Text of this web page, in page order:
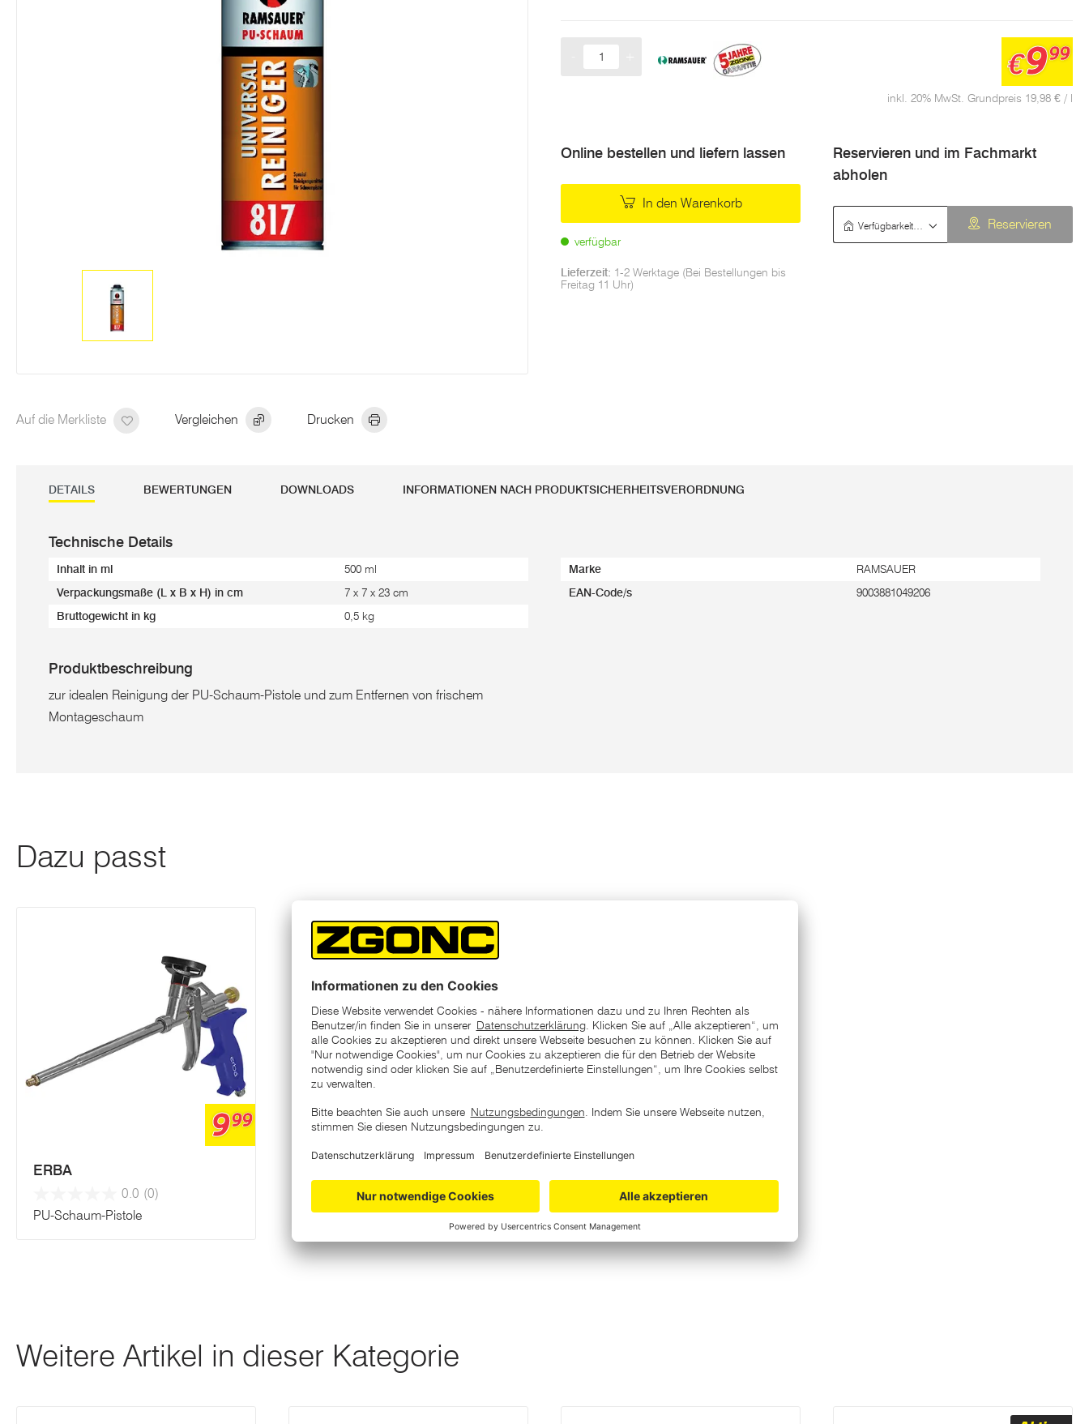
Auf die Merkliste Vergleichen Drucken
inkl. 20% MwSt. Grundpreis 19,98 € / l
€999
Online bestellen und liefern lassen
In den Warenkorb
verfügbar
Lieferzeit: 1-2 Werktage (Bei Bestellungen bis
Freitag 11 Uhr)
Reservieren und im Fachmarkt
abholen
Reservieren
DETAILS BEWERTUNGEN DOWNLOADS INFORMATIONEN NACH PRODUKTSICHERHEITSVERORDNUNG
Technische Details
Inhalt in ml 500 ml
Verpackungsmaße (L x B x H) in cm 7 x 7 x 23 cm
Bruttogewicht in kg 0,5 kg
Marke RAMSAUER
EAN-Code/s 9003881049206
Produktbeschreibung
zur idealen Reinigung der PU-Schaum-Pistole und zum Entfernen von frischem
Montageschaum
Dazu passt
999
ERBA
0.0 (0)
PU-Schaum-Pistole
Weitere Artikel in dieser Kategorie